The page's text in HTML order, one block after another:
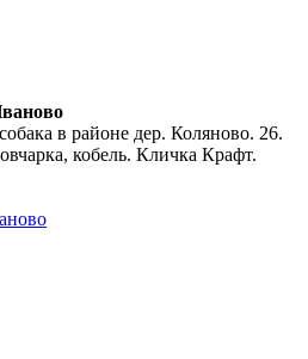
в районе дер. Коляново. 26.
кобель. Кличка Крафт.